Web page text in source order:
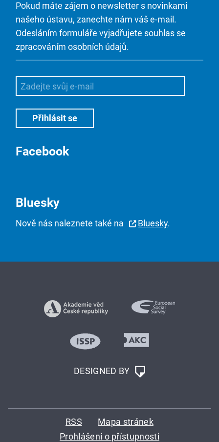
Pokud máte zájem o newsletter s novinkami
našeho ústavu, zanechte nám váš e-mail.
Odesláním formuláře vyjadřujete souhlas se
zpracováním osobních údajů.
Facebook
Bluesky
Nově nás naleznete také na Bluesky.
DESIGNED BY
RSS
Mapa stránek
Prohlášení o přístupnosti